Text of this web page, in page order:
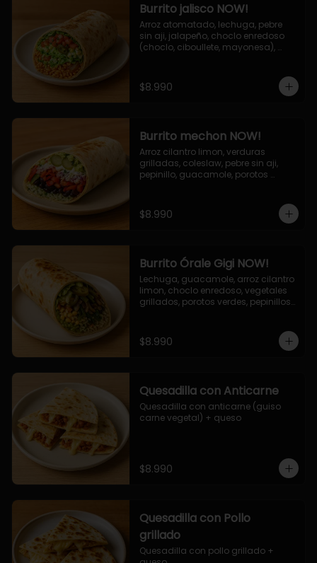
Burrito jalisco NOW!
Arroz atomatado, lechuga, pebre
sin aji, jalapeño, choclo enredoso
(choclo, ciboullete, mayonesa),
$8.990
Burrito mechon NOW!
Arroz cilantro limon, verduras
grilladas, coleslaw, pebre sin aji,
pepinillo, guacamole, porotos
$8.990
Burrito Órale Gigi NOW!
Lechuga, guacamole, arroz cilantro
limon, choclo enredoso, vegetales
grillados, porotos verdes, pepinillos
$8.990
Quesadilla con Anticarne
Quesadilla con anticarne (guiso
carne vegetal) + queso
$8.990
Quesadilla con Pollo
grillado
Quesadilla con pollo grillado +